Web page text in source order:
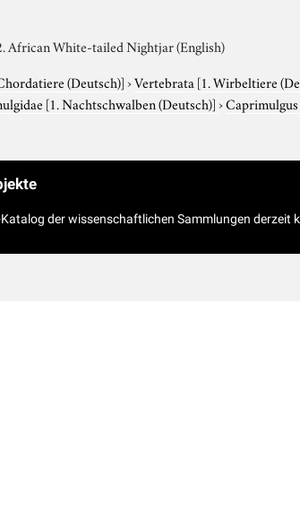
African White-tailed Nightjar (English)
(Deutsch)]›Vertebrata [1. Wirbeltiere
[1. Nachtschwalben (Deutsch)]›
der wissenschaftlichen Sammlungen derzeit